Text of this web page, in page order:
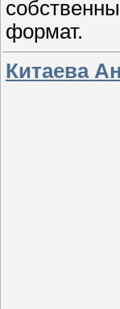
формат.
Китаева